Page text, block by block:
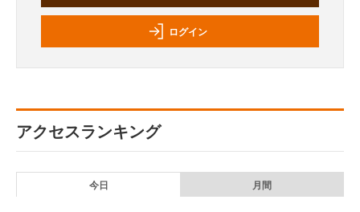
ログイン
アクセスランキング
今日 月間